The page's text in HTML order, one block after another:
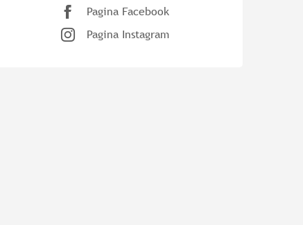
Pagina Facebook
Pagina Instagram